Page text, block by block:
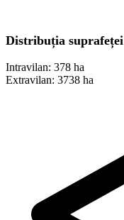
Distribuția suprafeței
Intravilan: 378 ha
Extravilan: 3738 ha